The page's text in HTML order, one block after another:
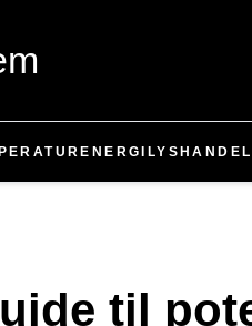
ENERGI LYS HANDEL
til